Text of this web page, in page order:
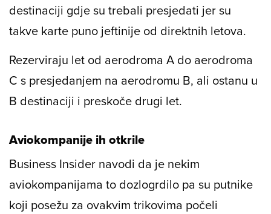
destinaciji gdje su trebali presjedati jer su
takve karte puno jeftinije od direktnih letova.
Rezerviraju let od aerodroma A do aerodroma
C s presjedanjem na aerodromu B, ali ostanu u
B destinaciji i preskoče drugi let.
Aviokompanije ih otkrile
Business Insider navodi da je nekim
aviokompanijama to dozlogrdilo pa su putnike
koji posežu za ovakvim trikovima počeli